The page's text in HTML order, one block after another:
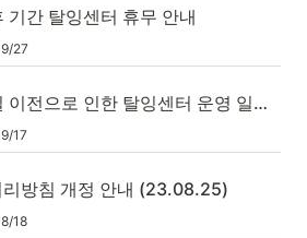
간 탈잉센터 휴무 안내
27
9/18~20 사무실 이전으로 인한 탈잉센터 운영 일시 중지 안내
17
리방침 개정 안내 (23.08.25)
18